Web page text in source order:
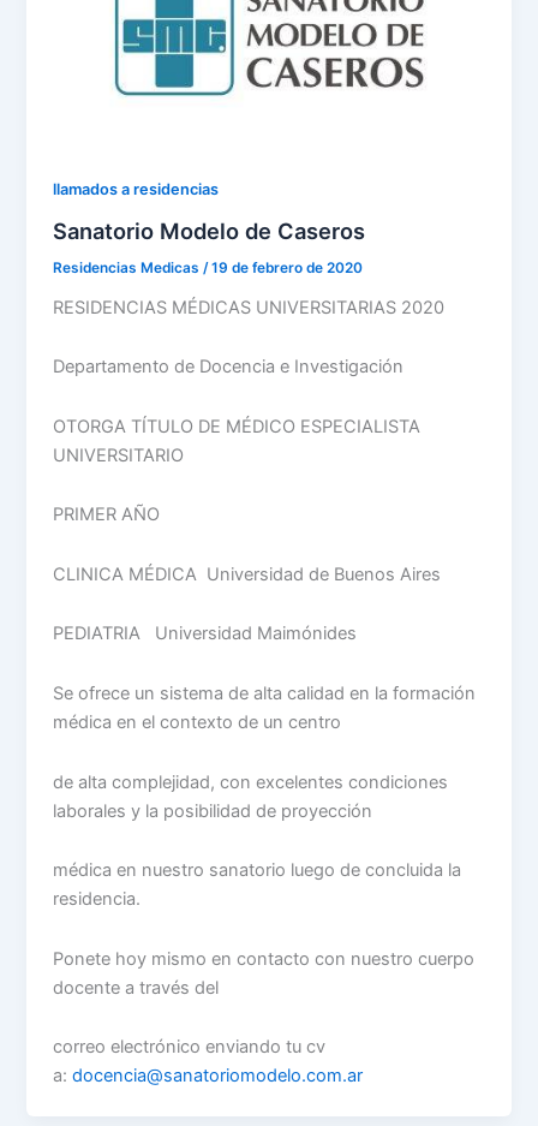
llamados a residencias
Sanatorio Modelo de Caseros
Residencias Medicas/19 de febrero de 2020
RESIDENCIAS MÉDICAS UNIVERSITARIAS 2020
Departamento de Docencia e Investigación
OTORGA TÍTULO DE MÉDICO ESPECIALISTA
UNIVERSITARIO
PRIMER AÑO
CLINICA MÉDICA Universidad de Buenos Aires
PEDIATRIA Universidad Maimónides
Se ofrece un sistema de alta calidad en la formación
médica en el contexto de un centro
de alta complejidad, con excelentes condiciones
laborales y la posibilidad de proyección
médica en nuestro sanatorio luego de concluida la
residencia.
Ponete hoy mismo en contacto con nuestro cuerpo
docente a través del
correo electrónico enviando tu cv
a:docencia@sanatoriomodelo.com.ar